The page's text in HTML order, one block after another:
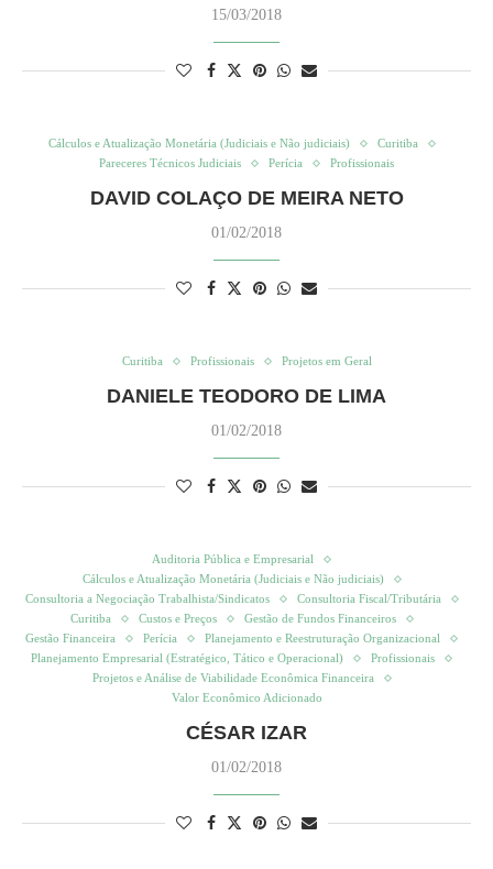
15/03/2018
Cálculos e Atualização Monetária (Judiciais e Não judiciais)
Curitiba
Pareceres Técnicos Judiciais
Perícia Profissionais
DAVID COLAÇO DE MEIRA NETO
01/02/2018
Curitiba Profissionais Projetos em Geral
DANIELE TEODORO DE LIMA
01/02/2018
Auditoria Pública e Empresarial
Cálculos e Atualização Monetária (Judiciais e Não judiciais)
Consultoria a Negociação Trabalhista/Sindicatos
Consultoria Fiscal/Tributária
Curitiba
Custos e Preços
Gestão de Fundos Financeiros
Gestão Financeira
Perícia
Planejamento e Reestruturação Organizacional
Planejamento Empresarial (Estratégico, Tático e Operacional)
Profissionais
Projetos e Análise de Viabilidade Econômica Financeira
Valor Econômico Adicionado
CÉSAR IZAR
01/02/2018